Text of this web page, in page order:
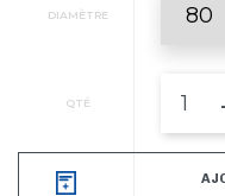
DIAMÈTRE
QTÉ